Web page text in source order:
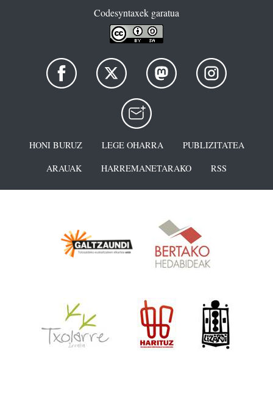
Codesyntaxek garatua
HONI BURUZ LEGE OHARRA
PUBLIZITATEA
ARAUAK
HARREMANETARAKO RSS